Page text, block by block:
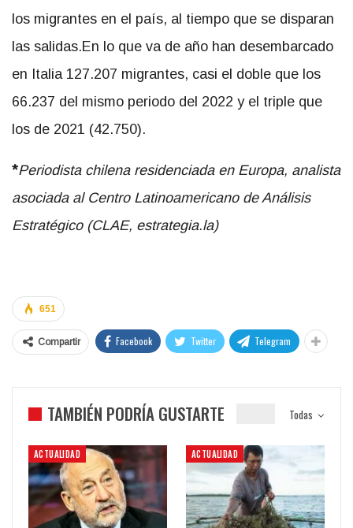
los migrantes en el país, al tiempo que se disparan
las salidas.En lo que va de año han desembarcado
en Italia 127.207 migrantes, casi el doble que los
66.237 del mismo periodo del 2022 y el triple que
los de 2021 (42.750).
*Periodista chilena residenciada en Europa, analista
asociada al Centro Latinoamericano de Análisis
Estratégico (CLAE, estrategia.la)
651
Compartir Facebook Twitter Telegram
Todas
TAMBIÉN PODRÍA GUSTARTE
ACTUALIDAD ACTUALIDAD